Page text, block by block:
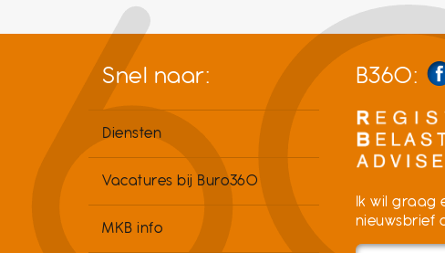
Snel naar:
Diensten
Vacatures bij Buro360
MKB info
B360:
Ik wil graag
nieuwsbrief